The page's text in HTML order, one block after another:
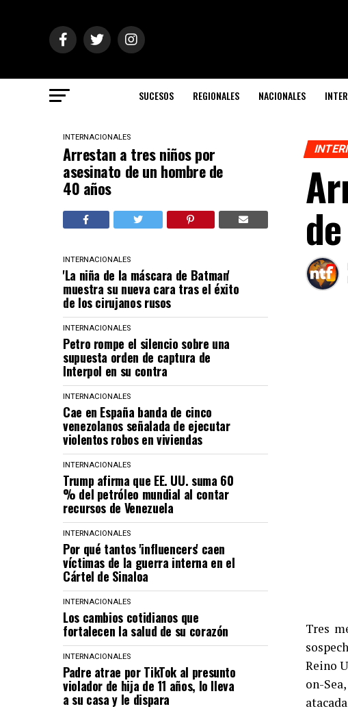
SUCESOS REGIONALES NACIONALES
INTERNACIONALES
Arrestan a tres niños por
asesinato de un hombre de
40 años
INTERNACIONALES
'La niña de la máscara de Batman'
muestra su nueva cara tras el éxito
de los cirujanos rusos
INTERNACIONALES
Petro rompe el silencio sobre una
supuesta orden de captura de
Interpol en su contra
INTERNACIONALES
Cae en España banda de cinco
venezolanos señalada de ejecutar
violentos robos en viviendas
INTERNACIONALES
Trump afirma que EE. UU. suma 60
% del petróleo mundial al contar
recursos de Venezuela
INTERNACIONALES
Por qué tantos 'influencers' caen
víctimas de la guerra interna en el
Cártel de Sinaloa
INTERNACIONALES
Los cambios cotidianos que
fortalecen la salud de su corazón
INTERNACIONALES
Padre atrae por TikTok al presunto
violador de hija de 11 años, lo lleva
a su casa y le dispara
Tres
Reino
on-